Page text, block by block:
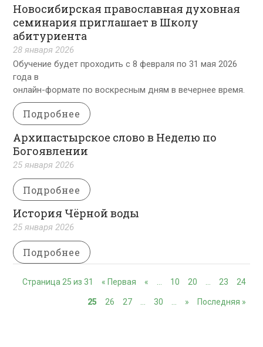
Новосибирская православная духовная
семинария приглашает в Школу
абитуриента
28 января 2026
Обучение будет проходить с 8 февраля по 31 мая 2026
года в
онлайн-формате по воскресным дням в вечернее время.
Подробнее
Архипастырское слово в Неделю по
Богоявлении
25 января 2026
Подробнее
История Чёрной воды
25 января 2026
Подробнее
Страница 25 из 31 « Первая « 10 20 23 24
25 26 27 30 » Последняя »